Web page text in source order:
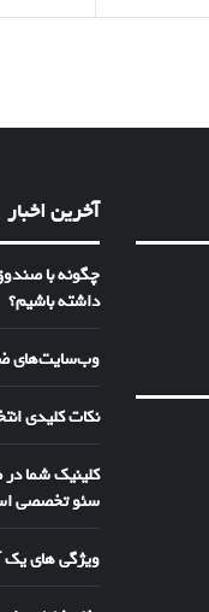
آخرین اخبار
چگونه با
داشته باشیم؟
وب‌سایت‌های
نکات کلیدی
کلینیک شما
سئو تخصصی
ویژگی های یک